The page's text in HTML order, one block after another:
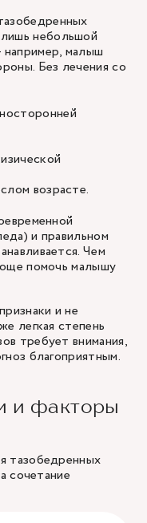
небольшой
малыш
Без лечения со
возрасте.
и правильном
Чем
помочь малышу
и не
легкая степень
требует внимания,
благоприятным.
и факторы
тазобедренных
сочетание